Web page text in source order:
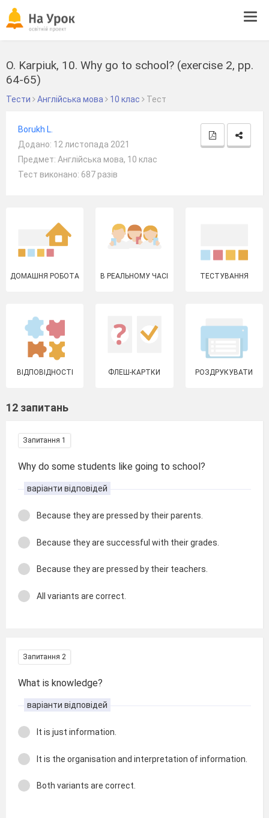
O. Karpiuk, 10. Why go to school? (exercise 2, pp.
64-65)
Тести Англійська мова 10 клас Тест
Borukh L.
Додано: 12 листопада 2021
Предмет: Англійська мова, 10 клас
Тест виконано: 687 разів
ДОМАШНЯ РОБОТА В РЕАЛЬНОМУ ЧАСІ ТЕСТУВАННЯ
ВІДПОВІДНОСТІ ФЛЕШ-КАРТКИ РОЗДРУКУВАТИ
12 запитань
Запитання 1
Why do some students like going to school?
варіанти відповідей
Because they are pressed by their parents.
Because they are successful with their grades.
Because they are pressed by their teachers.
All variants are correct.
Запитання 2
What is knowledge?
варіанти відповідей
It is just information.
It is the organisation and interpretation of information.
Both variants are correct.